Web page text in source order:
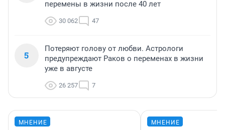
перемены в жизни после 40 лет
30 062 47
5
Потеряют голову от любви. Астрологи
предупреждают Раков о переменах в жизни
уже в августе
26 257 7
МНЕНИЕ МНЕНИЕ